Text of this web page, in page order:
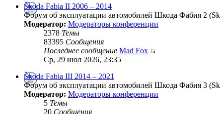
Škoda Fabia II 2006 – 2014
Форум об эксплуатации автомобилей Шкода Фабия 2
Модератор: Модераторы конференции
2378 Темы
83395 Сообщения
Последнее сообщение Mad Fox
Ср, 29 июл 2026, 23:35
Škoda Fabia III 2014 – 2021
Форум об эксплуатации автомобилей Шкода Фабия 3
Модератор: Модераторы конференции
5 Темы
20 Сообщения